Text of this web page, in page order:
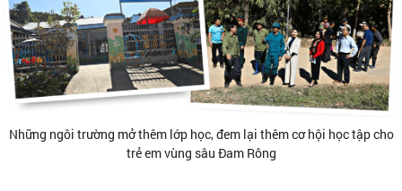
Những ngôi trường mở thêm lớp học, đem lại thêm cơ hội học tập cho
trẻ em vùng sâu Đam Rông